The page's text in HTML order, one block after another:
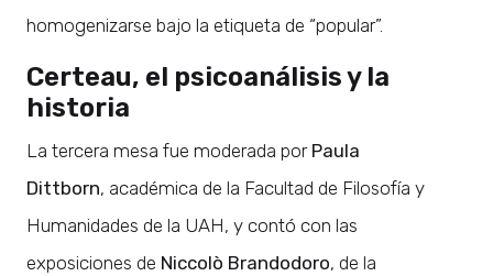
homogenizarse bajo la etiqueta de “popular”.
Certeau, el psicoanálisis y la
historia
La tercera mesa fue moderada por Paula
Dittborn, académica de la Facultad de Filosofía y
Humanidades de la UAH, y contó con las
exposiciones de Niccolò Brandodoro, de la